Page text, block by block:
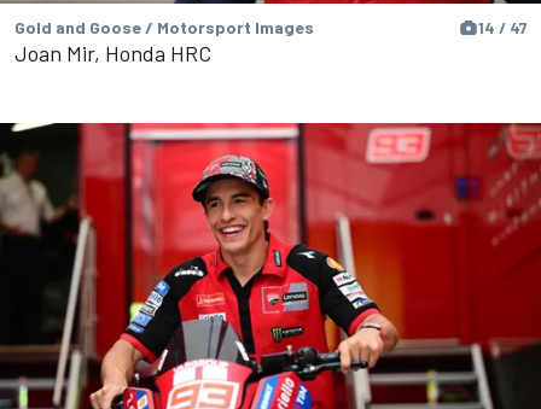
Gold and Goose / Motorsport Images 14 / 47
Joan Mir, Honda HRC